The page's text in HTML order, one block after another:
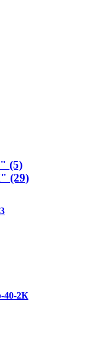
(5)
(29)
40-2К